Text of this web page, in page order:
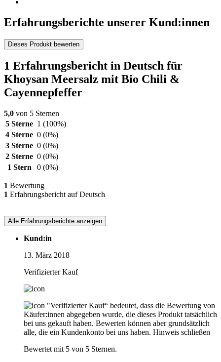
Erfahrungsberichte unserer Kund:innen
Dieses Produkt bewerten
1 Erfahrungsbericht in Deutsch für
Khoysan Meersalz mit Bio Chili &
Cayennepfeffer
5,0 von 5 Sternen
5 Sterne 1 (100%)
4 Sterne 0 (0%)
3 Sterne 0 (0%)
2 Sterne 0 (0%)
1 Stern
0 (0%)
1 Bewertung
1 Erfahrungsbericht auf Deutsch
Alle Erfahrungsberichte anzeigen
Kund:in
13. März 2018
Verifizierter Kauf
"Verifizierter Kauf“ bedeutet, dass die Bewertung von
Käufer:innen abgegeben wurde, die dieses Produkt tatsächlich
bei uns gekauft haben. Bewerten können aber grundsätzlich
alle, die ein Kundenkonto bei uns haben. Hinweis schließen
Bewertet mit 5 von 5 Sternen.